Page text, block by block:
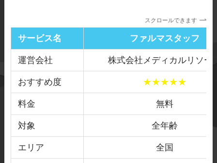
◆非公開求人の提供
転職エージェントは、一般に公開
されていない非公開求人情報を持
っていることがあります。企業や
医療機関が公に求人を出さずに人
材募集を行う場合もありますが、
転職サイトやエージェントを通じ
てその情報を入手することができ
ます。これにより、他の求職者と
スクロールできます
サービス名 ファルマスタッフ
運営会社 株式会社メディカルリソー
おすすめ度 ★★★★★
料金 無料
対象 全年齢
エリア 全国